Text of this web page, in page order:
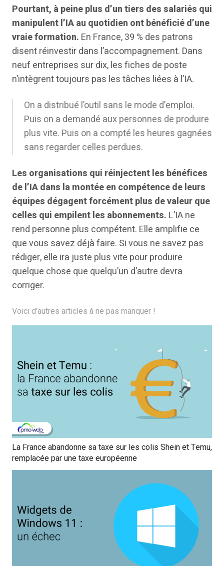
Pourtant, à peine plus d’un tiers des salariés qui
manipulent l’IA au quotidien ont bénéficié d’une
vraie formation. En France, 39 % des patrons
disent réinvestir dans l’accompagnement. Dans
neuf entreprises sur dix, les fiches de poste
n’intègrent toujours pas les tâches liées à l’IA.
On a distribué l’outil sans le mode d’emploi.
Puis on a demandé aux personnes de produire
plus vite. Puis on a compté les heures gagnées
sans regarder celles perdues.
Les organisations qui réinjectent les bénéfices
de l’IA dans la montée en compétence de leurs
équipes dégagent forcément plus de valeur que
celles qui empilent les abonnements. L’IA ne
rend personne plus compétent. Elle amplifie ce
que vous savez déjà faire. Si vous ne savez pas
rédiger, elle ira juste plus vite pour produire
quelque chose que quelqu’un d’autre devra
corriger.
Voici d'autres articles à ne pas manquer !
La France abandonne sa taxe sur les colis Shein et Temu,
remplacée par une taxe européenne